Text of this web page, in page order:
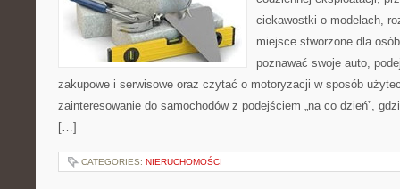
ciekawostki o modelach,
miejsce stworzone dla
poznawać swoje auto,
zakupowe i serwisowe oraz czytać o motoryzacji w sposób
zainteresowanie do samochodów z podejściem „na co dzień”,
[…]
CATEGORIES: NIERUCHOMOŚCI